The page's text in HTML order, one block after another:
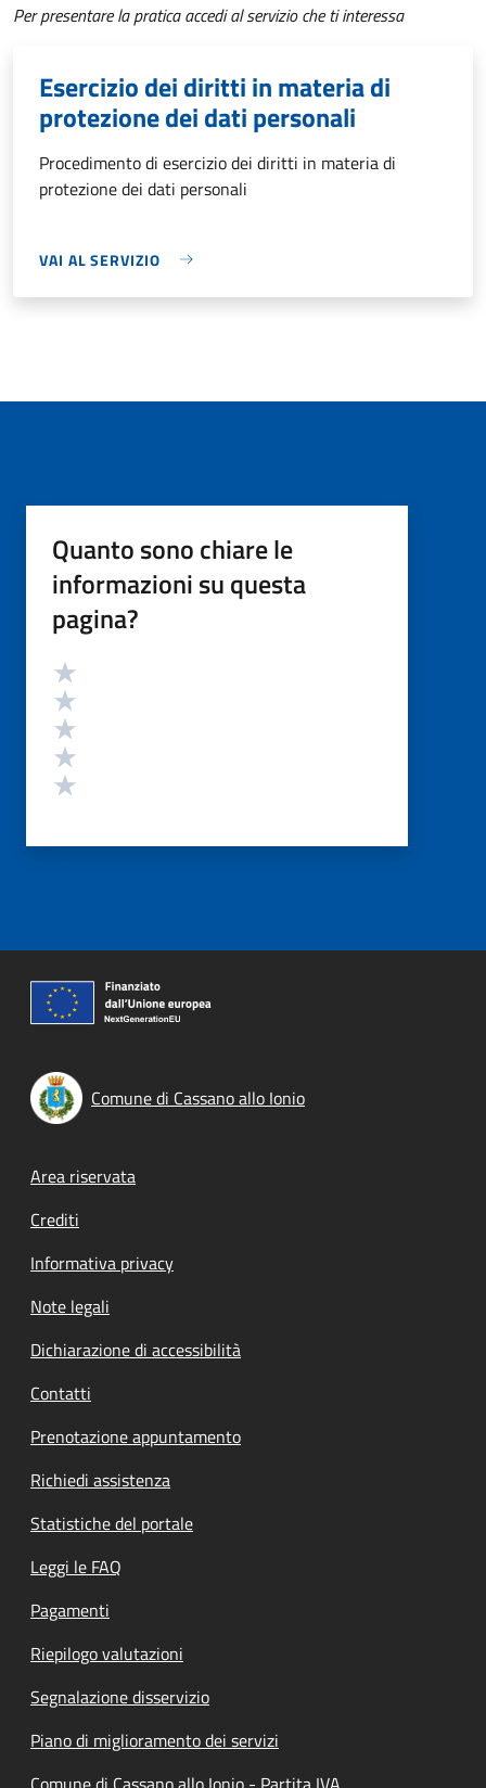
Per presentare la pratica accedi al servizio che ti interessa
Esercizio dei diritti in materia di
protezione dei dati personali
Procedimento di esercizio dei diritti in materia di
protezione dei dati personali
VAI AL SERVIZIO
Quanto sono chiare le
informazioni su questa
pagina?
Valutazione
Comune di Cassano allo Ionio
Footer menu
Area riservata
Crediti
Informativa privacy
Note legali
Dichiarazione di accessibilità
Contatti
Prenotazione appuntamento
Richiedi assistenza
Statistiche del portale
Leggi le FAQ
Pagamenti
Riepilogo valutazioni
Segnalazione disservizio
Piano di miglioramento dei servizi